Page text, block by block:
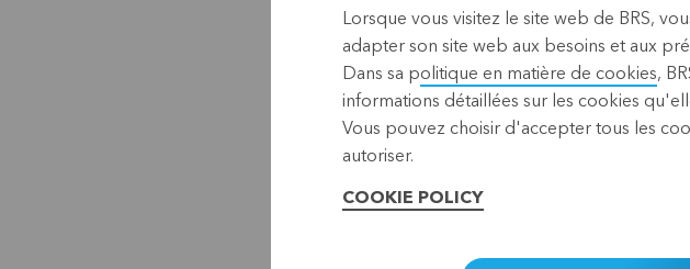
Lorsque vous visitez le site web de BRS,
adapter son site web aux besoins et aux
Dans sa politique en matière de cookies,
informations détaillées sur les cookies
Vous pouvez choisir d'accepter tous les
autoriser.
COOKIE POLICY